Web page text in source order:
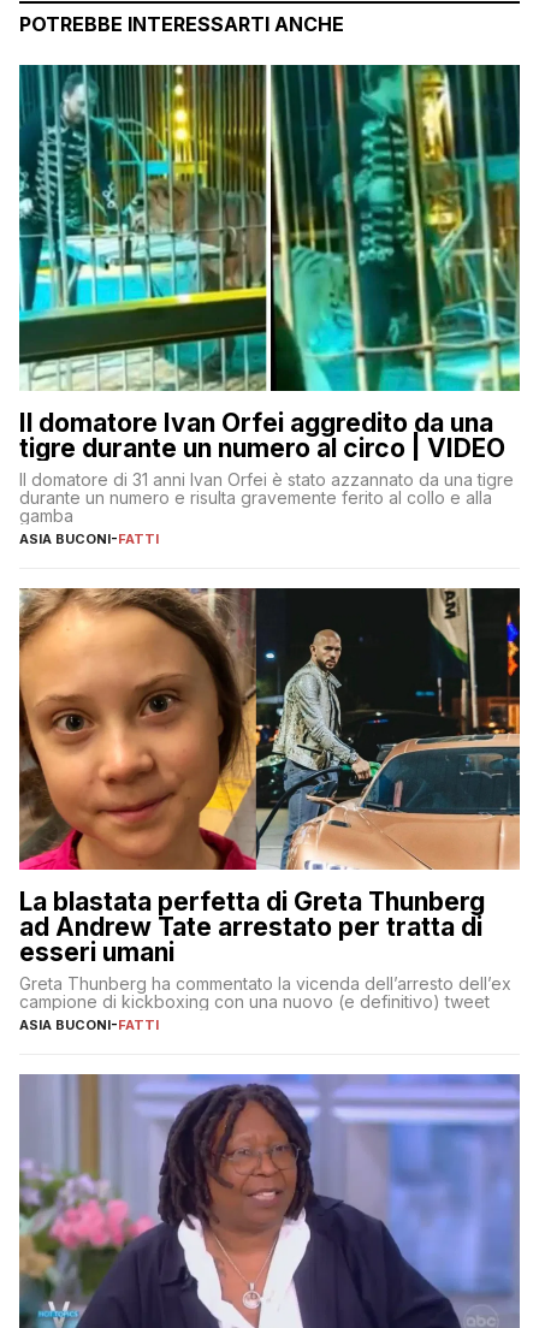
POTREBBE INTERESSARTI ANCHE
Il domatore Ivan Orfei aggredito da una
tigre durante un numero al circo | VIDEO
Il domatore di 31 anni Ivan Orfei è stato azzannato da una tigre
durante un numero e risulta gravemente ferito al collo e alla
gamba
ASIA BUCONI-FATTI
La blastata perfetta di Greta Thunberg
ad Andrew Tate arrestato per tratta di
esseri umani
Greta Thunberg ha commentato la vicenda dell’arresto dell’ex
campione di kickboxing con una nuovo (e definitivo) tweet
ASIA BUCONI-FATTI